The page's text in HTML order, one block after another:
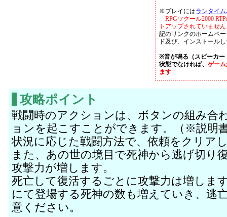
※プレイにはランタイ
「RPGツクール2000
トアップされていませ
記のリンクのホームペ
ド及び、インストール
※音が鳴る（スピーカー
状態でなければ、 ゲー
ます
攻略ポイント
戦闘時のアクションは、ボタンの組み合
ョンを起こすことができます。（※説明
状況に応じた戦闘方法で、依頼をクリア
また、あの世の境目で死神から逃げ切り
攻撃力が増します。
死亡して復活するごとに攻撃力は増しま
にて登場する死神の数も増えていき、逃
意ください。